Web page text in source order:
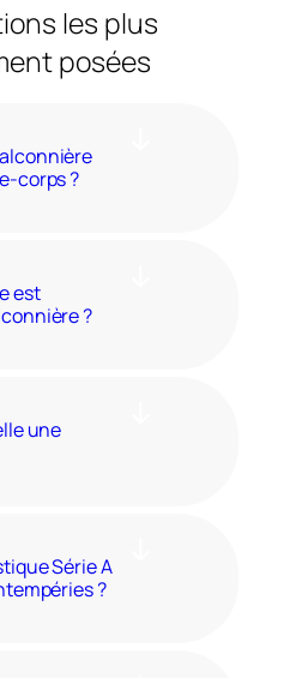
les plus
posées
corps ?
est
?
une
Série A
?